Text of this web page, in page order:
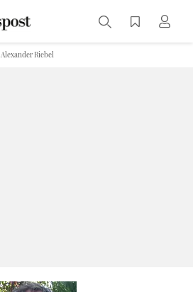
Alexander Riebel